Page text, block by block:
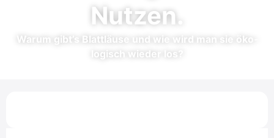
Nut­zen.
War­um gibt’s Blatt­läu­se und wie wird man sie öko­
lo­gisch wie­der los?